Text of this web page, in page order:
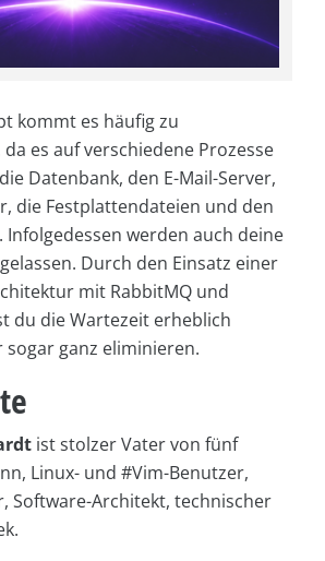
kommt es häufig zu
es auf verschiedene Prozesse
Datenbank, den E-Mail-Server,
die Festplattendateien und den
werden auch deine
Durch den Einsatz einer
mit RabbitMQ und
du die Wartezeit erheblich
ganz eliminieren.
ist stolzer Vater von fünf
Linux- und #Vim-Benutzer,
Software-Architekt, technischer